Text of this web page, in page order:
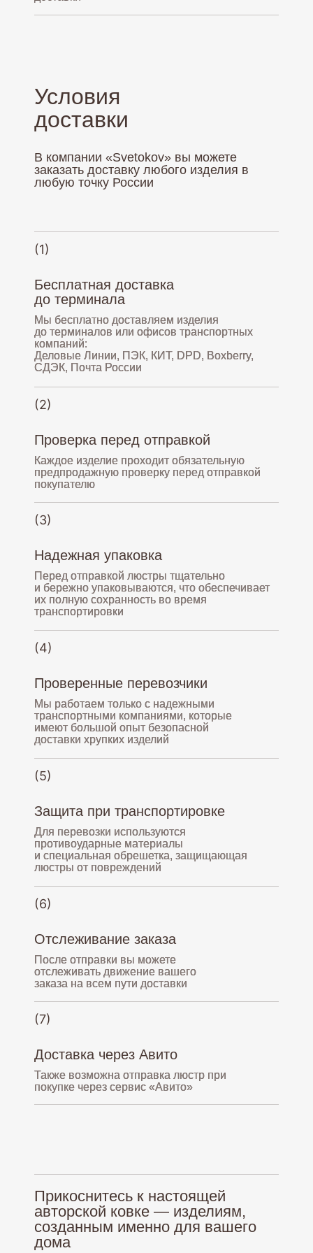
Также возможна отправка люстр при
покупке через сервис «Авито»
После отправки вы можете
отслеживать движение вашего
заказа на всем пути доставки
Для перевозки используются
противоударные материалы
и специальная обрешетка, защищающая
люстры от повреждений
Мы работаем только с надежными
транспортными компаниями, которые
имеют большой опыт безопасной
доставки хрупких изделий
Перед отправкой люстры тщательно
и бережно упаковываются, что обеспечивает
их полную сохранность во время
транспортировки
Каждое изделие проходит обязательную
предпродажную проверку перед отправкой
покупателю
Мы бесплатно доставляем изделия
до терминалов или офисов транспортных
компаний:
Деловые Линии, ПЭК, КИТ, DPD, Boxberry,
СДЭК, Почта России
Доставка через Авито
Отслеживание заказа
Защита при транспортировке
Проверенные перевозчики
Надежная упаковка
Проверка перед отправкой
Бесплатная доставка
до терминала
(7)
(6)
(5)
(4)
(3)
(2)
(1)
В компании «Svetokov» вы можете
заказать доставку любого изделия в
любую точку России
Условия
доставки
Прикоснитесь к настоящей
авторской ковке — изделиям,
созданным именно для вашего
дома
Монтаж
Гарантия
Люстры из дерева
Доставляем
по всей России
osvetokov@yandex.ru
9.00-21.00 (МСК)
+7(903)347-10-56